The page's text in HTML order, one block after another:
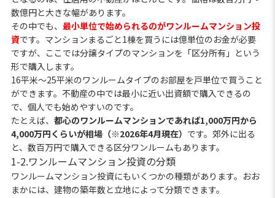
数億円と大きな幅があります。
その中でも、 最小単位で始められるのがワンルームマンション投
資です。マンションまるごと1棟を買うには億単位のお金が必要
ですが、ここでは分譲タイプのマンションを「区分所有」という
形で購入します。
16平米〜25平米のワンルームタイプのお部屋を戸単位で買うこと
ができます。不動産の中では最小に近い出資額で購入できるの
で、個人でも始めやすいのです。
たとえば、 都心のワンルームマンションであれば1,000万円から
4,000万円くらいが相場（※2026年4月現在） です。郊外に出る
と、数百万円で購入できる区分ワンルームもあります。
1-2.ワンルームマンション投資の分類
ワンルームマンション投資にもいくつかの種類があります。おお
まかには、建物の築年数と立地によって分類できます。